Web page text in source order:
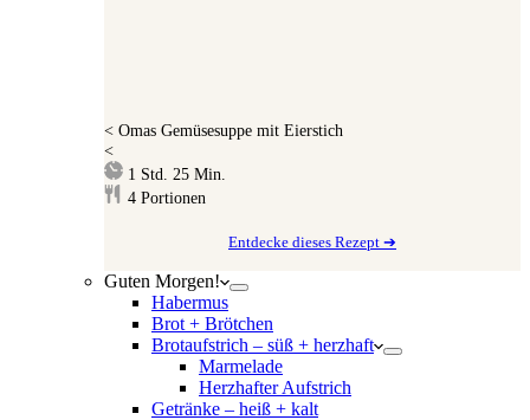
< Omas Gemüsesuppe mit Eierstich
<
1 Stunde
Std. 25 Minuten
Min.
4 Portionen
Entdecke dieses Rezept ➔
Guten Morgen!
Habermus
Brot + Brötchen
Brotaufstrich – süß + herzhaft
Marmelade
Herzhafter Aufstrich
Getränke – heiß + kalt